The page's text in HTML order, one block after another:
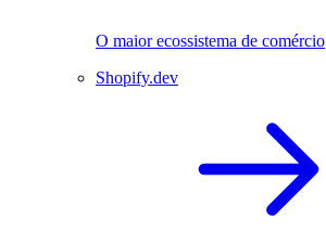
O maior ecossistema de comércio
Shopify.dev